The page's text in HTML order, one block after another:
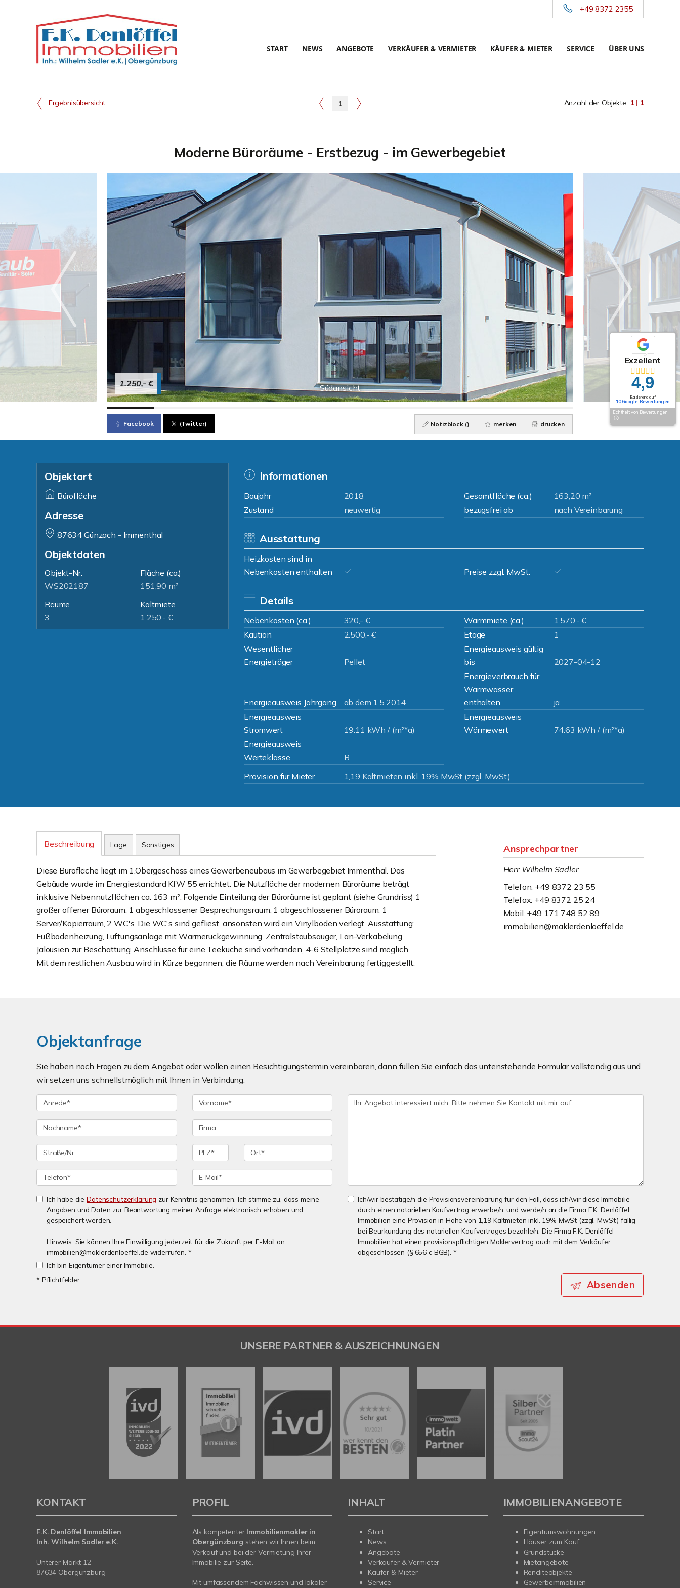
+49 8372 2355
START NEWS ANGEBOTE VERKÄUFER & VERMIETER KÄUFER & MIETER SERVICE ÜBER UNS
Ergebnisübersicht 1 Anzahl der Objekte: 1 | 1
Moderne Büroräume - Erstbezug - im Gewerbegebiet
Südansicht
1.250,- €
Facebook (Twitter) Notizblock () merken drucken
Objektart
Bürofläche
Adresse
87634 Günzach - Immenthal
Objektdaten
Objekt-Nr.
WS202187
Fläche (ca.)
151,90 m²
Räume
3
Kaltmiete
1.250,- €
Informationen
Baujahr 2018 Gesamtfläche (ca.)
163,20 m²
Zustand
neuwertig bezugsfrei ab nach Vereinbarung
Ausstattung
Heizkosten sind in
Nebenkosten enthalten
Preise zzgl. MwSt.
Details
Nebenkosten (ca.) 320,- € Warmmiete (ca.)
1.570,- €
Kaution
2.500,- € Etage
1
Wesentlicher
Energieträger
Pellet
Energieausweis gültig
bis
2027-04-12
Energieausweis Jahrgang ab dem 1.5.2014
Energieverbrauch für
Warmwasser
enthalten
ja
Energieausweis
Stromwert
19.11 kWh / (m²*a)
Energieausweis
Wärmewert
74.63 kWh / (m²*a)
Energieausweis
Werteklasse
B
Provision für Mieter
1,19 Kaltmieten inkl. 19% MwSt (zzgl. MwSt.)
Beschreibung Lage Sonstiges
Diese Bürofläche liegt im 1.Obergeschoss eines Gewerbeneubaus im Gewerbegebiet Immenthal. Das
Gebäude wurde im Energiestandard KfW 55 errichtet. Die Nutzfläche der modernen Büroräume beträgt
inklusive Nebennutzflächen ca. 163 m². Folgende Einteilung der Büroräume ist geplant (siehe Grundriss) 1
großer offener Büroraum, 1 abgeschlossener Besprechungsraum, 1 abgeschlossener Büroraum, 1
Server/Kopierraum, 2 WC's. Die WC's sind gefliest, ansonsten wird ein Vinylboden verlegt. Ausstattung:
Fußbodenheizung, Lüftungsanlage mit Wärmerückgewinnung, Zentralstaubsauger, Lan-Verkabelung,
Jalousien zur Beschattung, Anschlüsse für eine Teeküche sind vorhanden, 4-6 Stellplätze sind möglich.
Mit dem restlichen Ausbau wird in Kürze begonnen, die Räume werden nach Vereinbarung fertiggestellt.
Ansprechpartner
Herr Wilhelm Sadler
Telefon: +49 8372 23 55
Telefax: +49 8372 25 24
Mobil: +49 171 748 52 89
immobilien@maklerdenloeffel.de
Objektanfrage
Sie haben noch Fragen zu dem Angebot oder wollen einen Besichtigungstermin vereinbaren, dann füllen Sie einfach das untenstehende Formular vollständig aus und
wir setzen uns schnellstmöglich mit Ihnen in Verbindung.
Ich habe dieDatenschutzerklärung zur Kenntnis genommen. Ich stimme zu, dass meine
Angaben und Daten zur Beantwortung meiner Anfrage elektronisch erhoben und
gespeichert werden.
Hinweis: Sie können Ihre Einwilligung jederzeit für die Zukunft per E-Mail an
immobilien@maklerdenloeffel.de widerrufen. *
Ich bin Eigentümer einer Immobilie.
Ich/wir bestätige/n die Provisionsvereinbarung für den Fall, dass ich/wir diese Immobilie
durch einen notariellen Kaufvertrag erwerbe/n, und werde/n an die Firma F.K. Denlöffel
Immobilien eine Provision in Höhe von 1,19 Kaltmieten inkl. 19% MwSt (zzgl. MwSt.) fällig
bei Beurkundung des notariellen Kaufvertrages bezahle/n. Die Firma F.K. Denlöffel
Immobilien hat einen provisionspflichtigen Maklervertrag auch mit dem Verkäufer
abgeschlossen (§ 656 c BGB). *
* Pflichtfelder Absenden
Exzellent
4,9
Basierend auf
10 Google-Bewertungen
Echtheit von Bewertungen
UNSERE PARTNER & AUSZEICHNUNGEN
KONTAKT
F.K. Denlöffel Immobilien
Inh. Wilhelm Sadler e.K.
Unterer Markt 12
87634 Obergünzburg
PROFIL
Als kompetenter Immobilienmakler in
Obergünzburg stehen wir Ihnen beim
Verkauf und bei der Vermietung Ihrer
Immobilie zur Seite.
Mit umfassendem Fachwissen und lokaler
INHALT
Start
News
Angebote
Verkäufer & Vermieter
Käufer & Mieter
Service
IMMOBILIENANGEBOTE
Eigentumswohnungen
Häuser zum Kauf
Grundstücke
Mietangebote
Renditeobjekte
Gewerbeimmobilien